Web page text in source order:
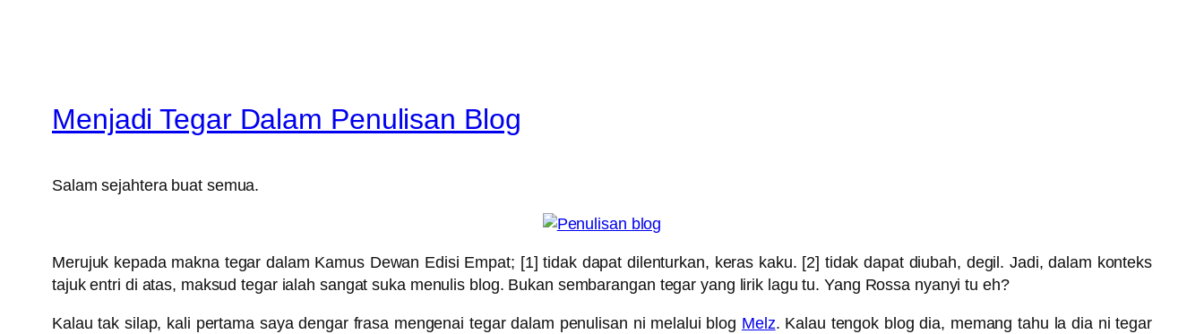
Menjadi Tegar Dalam Penulisan Blog
Salam sejahtera buat semua.
Merujuk kepada makna tegar dalam Kamus Dewan Edisi Empat; [1] tidak dapat dilenturkan, keras kaku. [2] tidak dapat diubah, degil. Jadi, dalam konteks
tajuk entri di atas, maksud tegar ialah sangat suka menulis blog. Bukan sembarangan tegar yang lirik lagu tu. Yang Rossa nyanyi tu eh?
Kalau tak silap, kali pertama saya dengar frasa mengenai tegar dalam penulisan ni melalui blog Melz. Kalau tengok blog dia, memang tahu la dia ni tegar